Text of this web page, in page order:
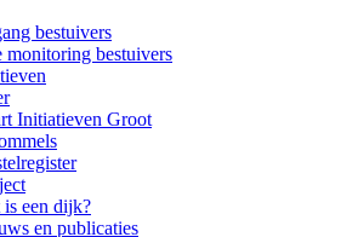
bestuivers
monitoring bestuivers
Initiatieven Groot
is een dijk?
en publicaties